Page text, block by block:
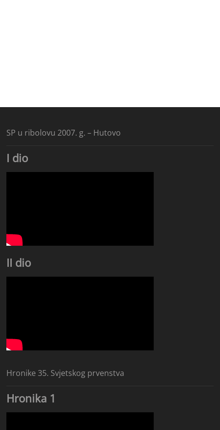
SP u ribolovu 2007. g. – Hutovo
I dio
II dio
Hronike 35. Svjetskog prvenstva
Hronika 1